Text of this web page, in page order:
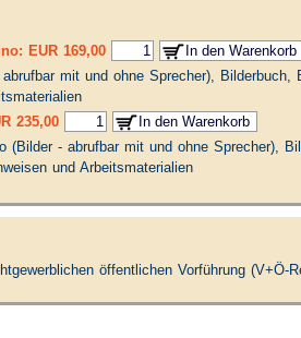
EUR 169,00
mit und ohne Sprecher), Bilderbuch,
235,00
- abrufbar mit und ohne Sprecher),
und Arbeitsmaterialien
öffentlichen Vorführung (V+Ö-